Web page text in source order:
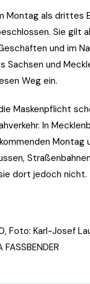
Montag als drittes
Sie gilt
und im
Sachsen und
Weg ein.
Maskenpflicht
In
Montag
dort jedoch nicht.
Foto: Karl-Josef